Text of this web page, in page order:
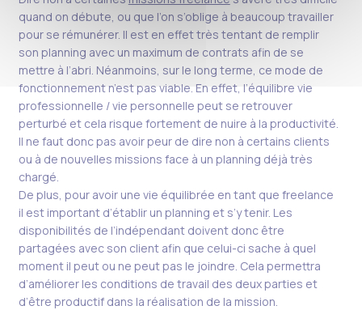
quand on débute, ou que l’on s’oblige à beaucoup travailler
pour se rémunérer. Il est en effet très tentant de remplir
son planning avec un maximum de contrats afin de se
mettre à l’abri. Néanmoins, sur le long terme, ce mode de
fonctionnement n’est pas viable. En effet, l’équilibre vie
professionnelle / vie personnelle peut se retrouver
perturbé et cela risque fortement de nuire à la productivité.
Il ne faut donc pas avoir peur de dire non à certains clients
ou à de nouvelles missions face à un planning déjà très
chargé.
De plus, pour avoir une vie équilibrée en tant que freelance
il est important d’établir un planning et s’y tenir. Les
disponibilités de l’indépendant doivent donc être
partagées avec son client afin que celui-ci sache à quel
moment il peut ou ne peut pas le joindre. Cela permettra
d’améliorer les conditions de travail des deux parties et
d’être productif dans la réalisation de la mission.